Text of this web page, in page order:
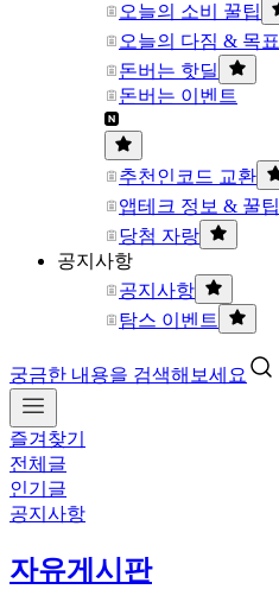
오늘의 소비 꿀팁
오늘의 다짐 & 목표
돈버는 핫딜
돈버는 이벤트
추천인코드 교환
앱테크 정보 & 꿀팁
당첨 자랑
공지사항
공지사항
탐스 이벤트
궁금한 내용을 검색해보세요
즐겨찾기
전체글
인기글
공지사항
자유게시판